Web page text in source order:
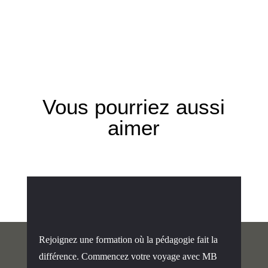
Vous pourriez aussi
aimer
Rejoignez une formation où la pédagogie fait la
différence. Commencez votre voyage avec MB